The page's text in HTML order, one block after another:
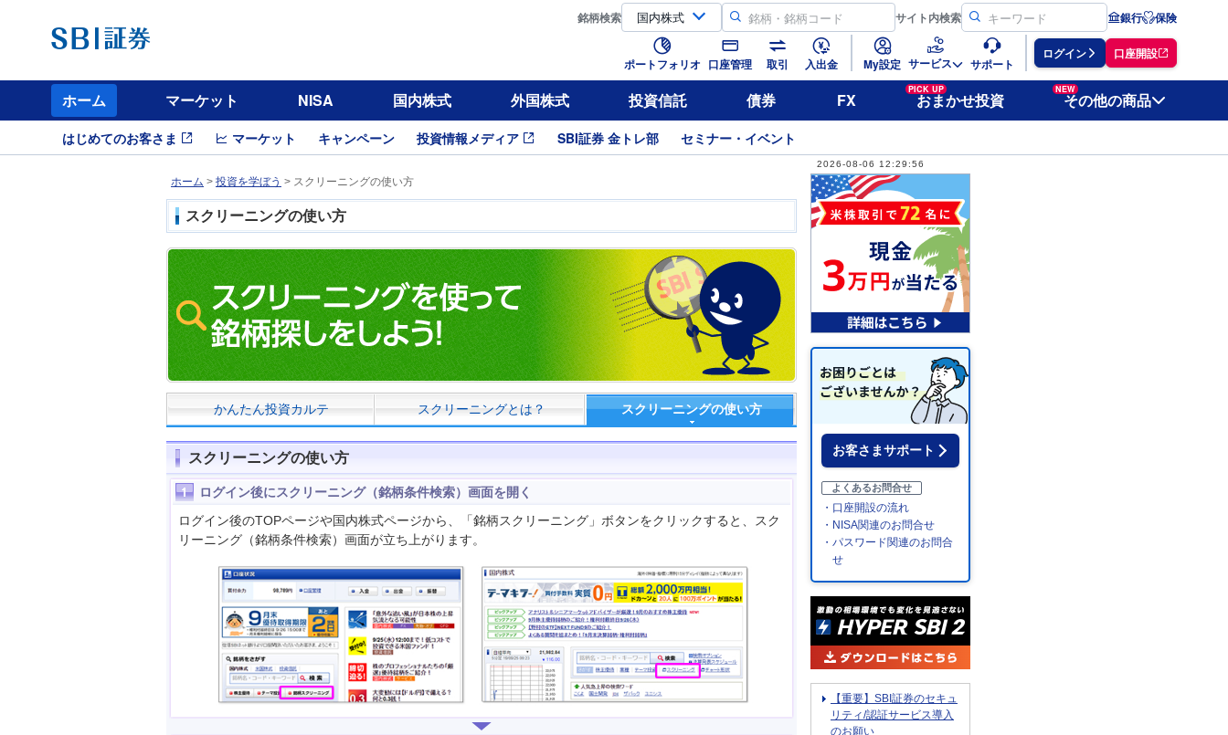
銘柄検索 サイト内検索 銀行 保険
ポートフォリオ 口座管理 取引 入出金 My設定 サービス サポート
ログイン 口座開設
ホーム マーケット NISA 国内株式 外国株式 投資信託 債券 FX
PICK UP
おまかせ投資
NEW
その他の商品
はじめてのお客さま マーケット キャンペーン 投資情報メディア SBI証券 金トレ部 セミナー・イベント
2026-08-06 12:29:56
ホーム > 投資を学ぼう > スクリーニングの使い方
スクリーニングの使い方
かんたん投資カルテ スクリーニングとは？ スクリーニングの使い方
スクリーニングの使い方
ログイン後にスクリーニング（銘柄条件検索）画面を開く
ログイン後のTOPページや国内株式ページから、「銘柄スクリーニング」ボタンをクリックすると、スク
リーニング（銘柄条件検索）画面が立ち上がります。
お客さまサポート
よくあるお問合せ
・口座開設の流れ
・NISA関連のお問合せ
・パスワード関連のお問合
せ
【重要】SBI証券のセキュ
リティ/認証サービス導入
のお願い